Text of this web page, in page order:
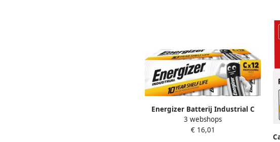
Energizer Batterij Industrial C
alkaline doos Ã 12 stuks
3 webshops
€ 16,01